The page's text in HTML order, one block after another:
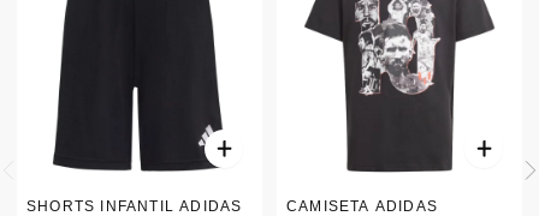
SHORTS INFANTIL ADIDAS
CAMISETA ADIDAS